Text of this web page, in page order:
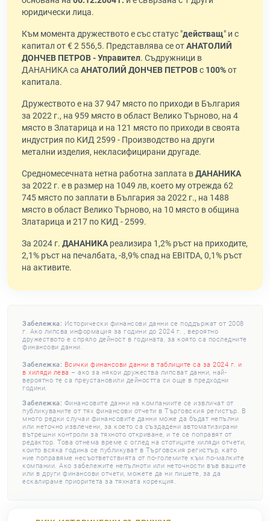
юридически лица.
Към момента дружеството е със статус "действащ" и с
капитал от € 2 556,5. Представлява се отАНАТОЛИЙ
ДОНЧЕВ ПЕТРОВ - Управител. Съдружници в
ДАНАНИКА са АНАТОЛИЙ ДОНЧЕВ ПЕТРОВс 100%от
капитала.
Дружеството е на 37 947 място по приходи в България
за 2022 г., на 959 място в област Велико Търново, на 4
място в Златарица и на 121 място по приходи в своята
индустрия по КИД 2599 - Производство на други
метални изделия, некласифицирани другаде.
Средномесечната нетна работна заплата вДАНАНИКА
за 2022 г. е в размер на 1049 лв, което му отрежда 62
745 място по заплати в България за 2022 г., на 1488
място в област Велико Търново, на 10 място в община
Златарица и 217 по КИД - 2599.
За 2024 г. ДАНАНИКАреализира 1,2% ръст на приходите,
2,1% ръст на печалбата, -8,9% спад на EBITDA, 0,1% ръст
на активите.
Забележка: Исторически финансови данни се поддържат от 2008
г. Ако липсва информация за години до 2024 г. , вероятно
дружеството е спряло дейност в годината, за която са последните
финансови данни.
Забележка: Всички финансови данни в таблиците са за 2024 г. и
в хиляди лева – ако за някои дружества липсват данни, най-
вероятно те са преустановили дейността си още в предходни
години.
Забележка: Финансовите данни на компаниите се извличат от
публикуваните от тях финансови отчети в Търговския регистър. В
много редки случаи финансовите данни може да бъдат непълни
или неточно извлечени, за което са създадени автоматизирани
вътрешни контроли за тяхното откриване, и те се поправят от
редактор. Това отнема време с оглед на стотиците хиляди отчети,
които всяка година се публикуват в Търговския регистър, като
ние поправяме несъответствията от по-големите към по-малките
компании. Ако забележите непълноти или неточности във вашите
или в други финансови отчети, можете да ни пишете, за да
ескалираме приоритета за тяхната корекция.